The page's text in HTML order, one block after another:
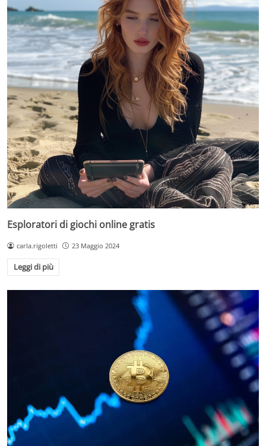
Esploratori di giochi online gratis
carla.rigoletti 23 Maggio 2024
Leggi di più